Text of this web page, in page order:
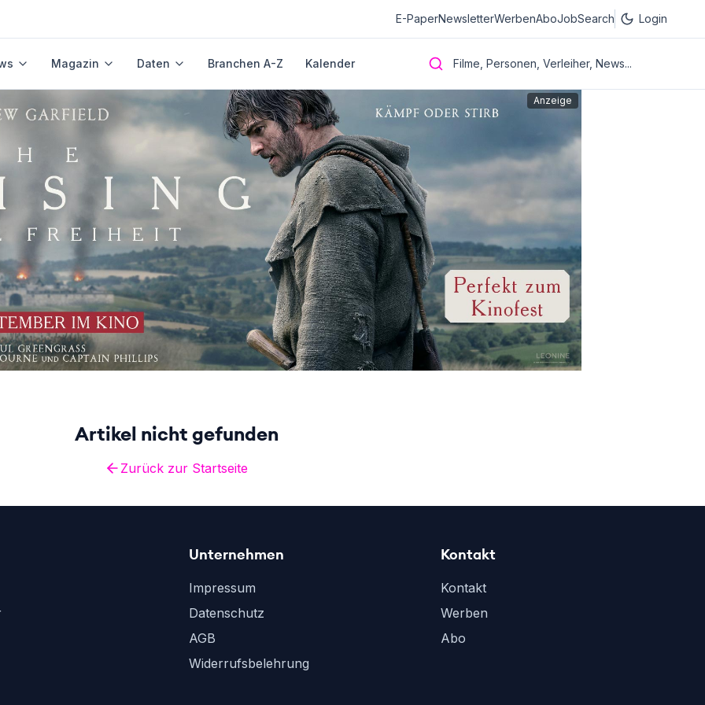
E-PaperNewsletterWerbenAboJobSearch Login
Magazin Daten Branchen A-Z Kalender Filme, Personen, Verleiher, News...
Anzeige
Artikel nicht gefunden
Zurück zur Startseite
Unternehmen
Impressum
Datenschutz
AGB
Widerrufsbelehrung
Kontakt
Kontakt
Werben
Abo